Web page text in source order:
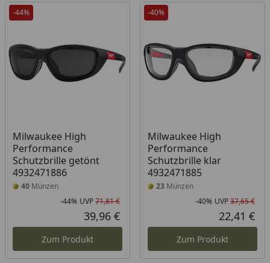
-44%
Milwaukee High
Performance
Schutzbrille getönt
4932471886
40 Münzen
Rabatt in Prozent
-44%
Ursprünglicher Preis
UVP71,81 €
Aktueller Preis
39,96 €
Zum Produkt
-40%
Milwaukee High
Performance
Schutzbrille klar
4932471885
23Münzen
-40% UVP37,65 €
22,41 €
Zum Produkt